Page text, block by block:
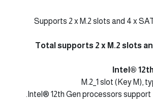
Supports 2 x M.2 slots and 4 x
Total supports 2 x M.2 slots
Intel®
M.2_1 slot (Key M),